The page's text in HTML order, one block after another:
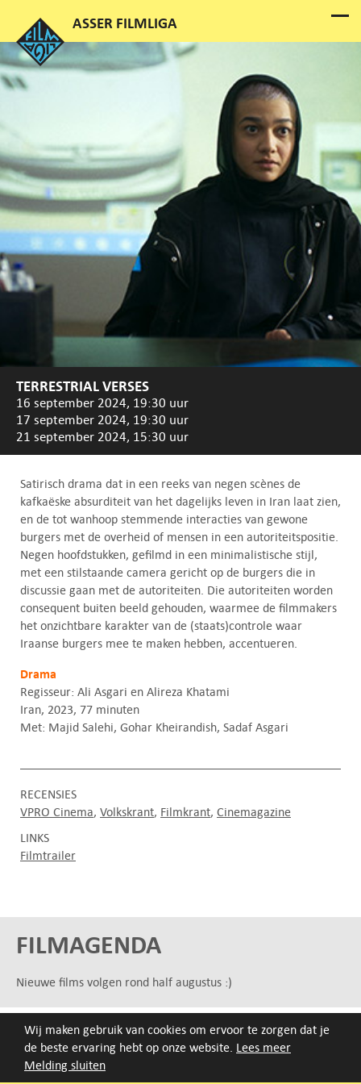
Melding sluiten
Wij maken gebruik van cookies om ervoor te zorgen dat je
de beste ervaring hebt op onze website. Lees meer
TERRESTRIAL VERSES
16 september 2024, 19:30 uur
17 september 2024, 19:30 uur
21 september 2024, 15:30 uur
Satirisch drama dat in een reeks van negen scènes de
kafkaëske absurditeit van het dagelijks leven in Iran laat zien,
en de tot wanhoop stemmende interacties van gewone
burgers met de overheid of mensen in een autoriteitspositie.
Negen hoofdstukken, gefilmd in een minimalistische stijl,
met een stilstaande camera gericht op de burgers die in
discussie gaan met de autoriteiten. Die autoriteiten worden
consequent buiten beeld gehouden, waarmee de filmmakers
het onzichtbare karakter van de (staats)controle waar
Iraanse burgers mee te maken hebben, accentueren.
Drama
Regisseur: Ali Asgari en Alireza Khatami
Iran, 2023, 77 minuten
Met: Majid Salehi, Gohar Kheirandish, Sadaf Asgari
RECENSIES
VPRO Cinema Volkskrant Filmkrant Cinemagazine
LINKS
Filmtrailer
FILMAGENDA
Nieuwe films volgen rond half augustus :)
ARCHIEF
Druk op de beginletter van de titel of zoek op titel, regisseur
of jaar van eerste vertoning.